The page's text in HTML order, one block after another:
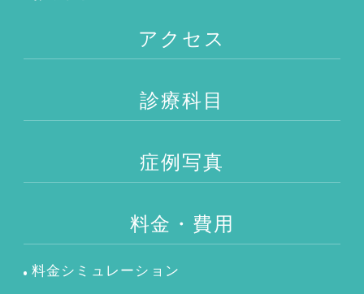
アクセス
診療科目
症例写真
料金・費用
料金シミュレーション